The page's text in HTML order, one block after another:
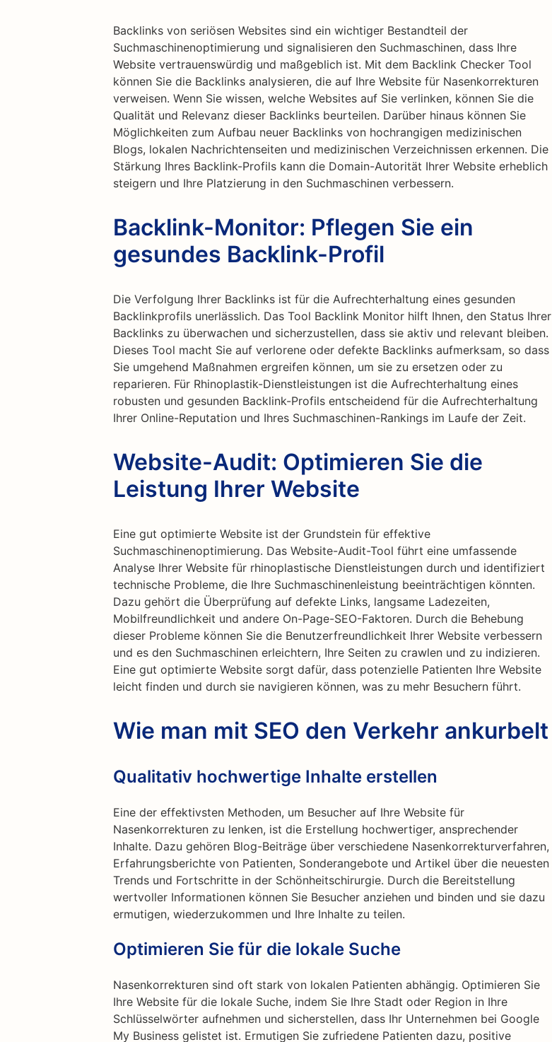
Backlinks von seriösen Websites sind ein wichtiger Bestandteil der
Suchmaschinenoptimierung und signalisieren den Suchmaschinen, dass Ihre
Website vertrauenswürdig und maßgeblich ist. Mit dem Backlink Checker Tool
können Sie die Backlinks analysieren, die auf Ihre Website für Nasenkorrekturen
verweisen. Wenn Sie wissen, welche Websites auf Sie verlinken, können Sie die
Qualität und Relevanz dieser Backlinks beurteilen. Darüber hinaus können Sie
Möglichkeiten zum Aufbau neuer Backlinks von hochrangigen medizinischen
Blogs, lokalen Nachrichtenseiten und medizinischen Verzeichnissen erkennen. Die
Stärkung Ihres Backlink-Profils kann die Domain-Autorität Ihrer Website erheblich
steigern und Ihre Platzierung in den Suchmaschinen verbessern.
Backlink-Monitor: Pflegen Sie ein
gesundes Backlink-Profil
Die Verfolgung Ihrer Backlinks ist für die Aufrechterhaltung eines gesunden
Backlinkprofils unerlässlich. Das Tool Backlink Monitor hilft Ihnen, den Status Ihrer
Backlinks zu überwachen und sicherzustellen, dass sie aktiv und relevant bleiben.
Dieses Tool macht Sie auf verlorene oder defekte Backlinks aufmerksam, so dass
Sie umgehend Maßnahmen ergreifen können, um sie zu ersetzen oder zu
reparieren. Für Rhinoplastik-Dienstleistungen ist die Aufrechterhaltung eines
robusten und gesunden Backlink-Profils entscheidend für die Aufrechterhaltung
Ihrer Online-Reputation und Ihres Suchmaschinen-Rankings im Laufe der Zeit.
Website-Audit: Optimieren Sie die
Leistung Ihrer Website
Eine gut optimierte Website ist der Grundstein für effektive
Suchmaschinenoptimierung. Das Website-Audit-Tool führt eine umfassende
Analyse Ihrer Website für rhinoplastische Dienstleistungen durch und identifiziert
technische Probleme, die Ihre Suchmaschinenleistung beeinträchtigen könnten.
Dazu gehört die Überprüfung auf defekte Links, langsame Ladezeiten,
Mobilfreundlichkeit und andere On-Page-SEO-Faktoren. Durch die Behebung
dieser Probleme können Sie die Benutzerfreundlichkeit Ihrer Website verbessern
und es den Suchmaschinen erleichtern, Ihre Seiten zu crawlen und zu indizieren.
Eine gut optimierte Website sorgt dafür, dass potenzielle Patienten Ihre Website
leicht finden und durch sie navigieren können, was zu mehr Besuchern führt.
Wie man mit SEO den Verkehr ankurbelt
Qualitativ hochwertige Inhalte erstellen
Eine der effektivsten Methoden, um Besucher auf Ihre Website für
Nasenkorrekturen zu lenken, ist die Erstellung hochwertiger, ansprechender
Inhalte. Dazu gehören Blog-Beiträge über verschiedene Nasenkorrekturverfahren,
Erfahrungsberichte von Patienten, Sonderangebote und Artikel über die neuesten
Trends und Fortschritte in der Schönheitschirurgie. Durch die Bereitstellung
wertvoller Informationen können Sie Besucher anziehen und binden und sie dazu
ermutigen, wiederzukommen und Ihre Inhalte zu teilen.
Optimieren Sie für die lokale Suche
Nasenkorrekturen sind oft stark von lokalen Patienten abhängig. Optimieren Sie
Ihre Website für die lokale Suche, indem Sie Ihre Stadt oder Region in Ihre
Schlüsselwörter aufnehmen und sicherstellen, dass Ihr Unternehmen bei Google
My Business gelistet ist. Ermutigen Sie zufriedene Patienten dazu, positive